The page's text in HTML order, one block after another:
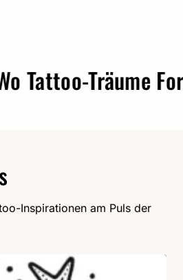
Träume Form
Inspirationen am Puls der